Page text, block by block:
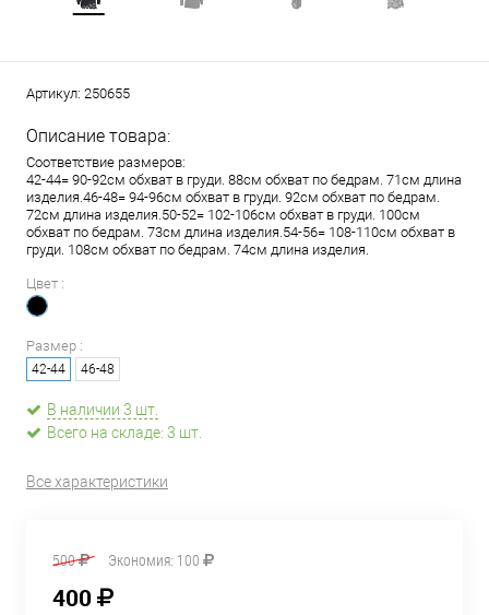
Артикул: 250655
Описание товара:
Соответствие размеров:
42-44= 90-92см обхват в груди. 88см обхват по бедрам. 71см длина
изделия.46-48= 94-96см обхват в груди. 92см обхват по бедрам.
72см длина изделия.50-52= 102-106см обхват в груди. 100см
обхват по бедрам. 73см длина изделия.54-56= 108-110см обхват в
груди. 108см обхват по бедрам. 74см длина изделия.
Цвет :
Размер :
42-44 46-48
В наличии 3 шт.
Всего на складе: 3 шт.
Все характеристики
500 Экономия: 100
400